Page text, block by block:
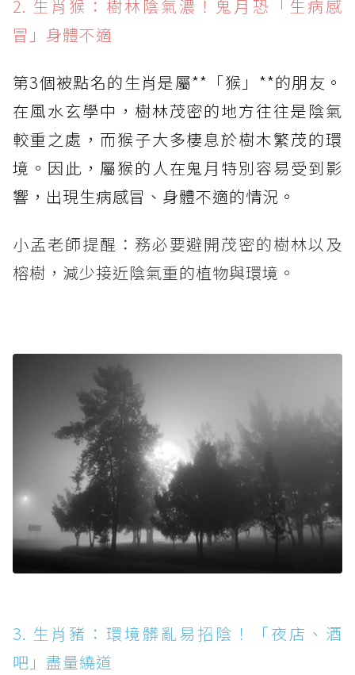
2. 生肖猴：樹林陰氣濃！鬼月恐「生病感
冒」身體不適
第3個被點名的生肖是屬**「猴」**的朋友。
在風水玄學中，樹林茂密的地方往往是陰氣
較重之處，而猴子大多棲息於樹木繁茂的環
境。因此，屬猴的人在鬼月特別容易受到影
響，出現生病感冒、身體不適的情況。
小孟老師提醒：務必要避開茂密的樹林以及
榕樹，減少接近陰氣重的植物與環境。
3. 生肖豬：環境髒亂易招陰！「夜店、酒
吧」盡量繞道